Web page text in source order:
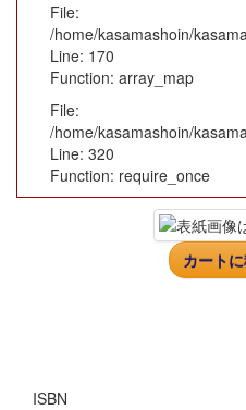
File:
/home/kasamashoin/
Line: 170
Function: array_map
File:
/home/kasamashoin/
Line: 320
Function: require_once
カート
ISBN